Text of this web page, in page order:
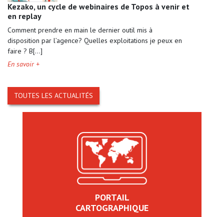
Kezako, un cycle de webinaires de Topos à venir et
en replay
Comment prendre en main le dernier outil mis à
disposition par l’agence? Quelles exploitations je peux en
faire ? B[...]
En savoir +
TOUTES LES ACTUALITÉS
PORTAIL
CARTOGRAPHIQUE